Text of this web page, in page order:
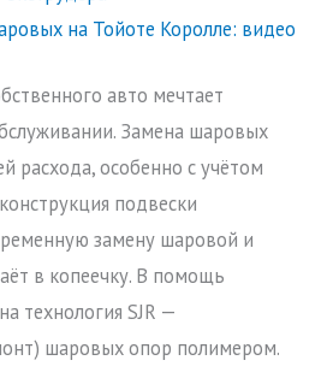
на Тойоте Королле: видео
авто мечтает
Замена шаровых
расхода, особенно с учётом
подвески
замену шаровой и
в копеечку. В помощь
технология SJR —
шаровых опор полимером.